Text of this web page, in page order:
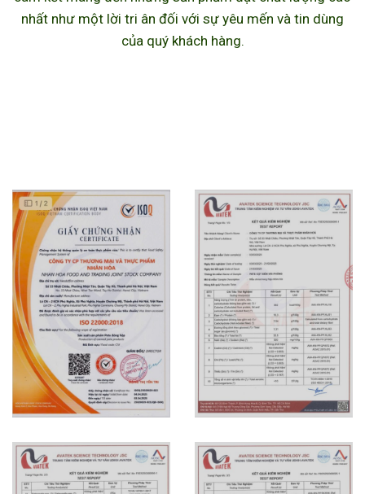
nhất như một lời tri ân đối với sự yêu mến và tin dùng
của quý khách hàng.